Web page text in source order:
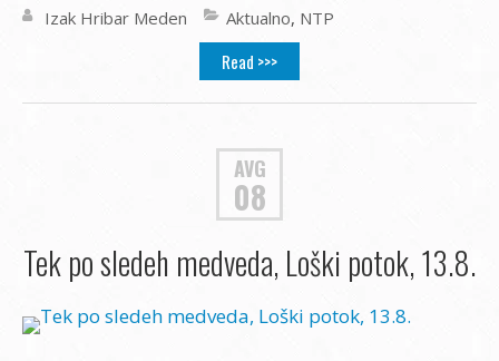
Izak Hribar Meden Aktualno, NTP
Read >>>
AVG
08
Tek po sledeh medveda, Loški potok, 13.8.